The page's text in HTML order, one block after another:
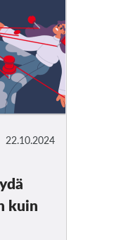
22.10.2024
kuin